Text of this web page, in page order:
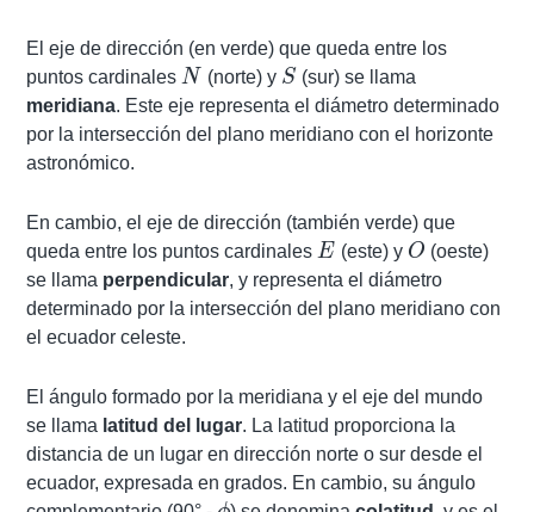
El eje de dirección (en verde) que queda entre los
puntos cardinales N
N (norte) y S
S (sur) se llama
meridiana. Este eje representa el diámetro determinado
por la intersección del plano meridiano con el horizonte
astronómico.
En cambio, el eje de dirección (también verde) que
queda entre los puntos cardinales E
E (este) y O
O (oeste)
se llama perpendicular, y representa el diámetro
determinado por la intersección del plano meridiano con
el ecuador celeste.
El ángulo formado por la meridiana y el eje del mundo
se llama latitud del lugar. La latitud proporciona la
distancia de un lugar en dirección norte o sur desde el
ecuador, expresada en grados. En cambio, su ángulo